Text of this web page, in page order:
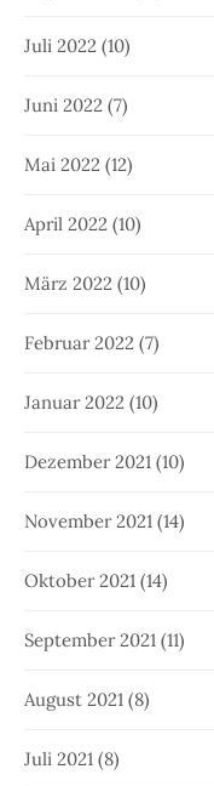
Juli 2022 (10)
Juni 2022 (7)
Mai 2022 (12)
April 2022 (10)
März 2022 (10)
Februar 2022 (7)
Januar 2022 (10)
Dezember 2021 (10)
November 2021 (14)
Oktober 2021 (14)
September 2021 (11)
August 2021 (8)
Juli 2021 (8)